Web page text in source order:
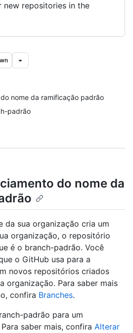
new repositories in the
nome da ramificação padrão
padrão
do nome da
da sua organização cria um
organização, o repositório
é o branch-padrão. Você
o GitHub usa para a
novos repositórios criados
organização. Para saber mais
confira Branches.
padrão para um
saber mais, confira Alterar